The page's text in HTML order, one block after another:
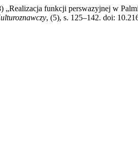
„Realizacja funkcji perswazyjnej w
, (5), s. 125–142. doi: